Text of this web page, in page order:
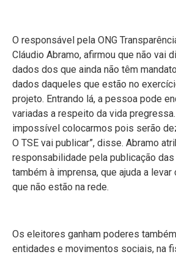
O responsável pela ONG
Cláudio Abramo, afirmou que não vai
dados dos que ainda não têm
dados daqueles que estão no
projeto. Entrando lá, a pessoa pode
variadas a respeito da vida
impossível colocarmos pois serão
O TSE vai publicar”, disse. Abramo
responsabilidade pela publicação
também à imprensa, que ajuda a
que não estão na rede.
Os eleitores ganham poderes
entidades e movimentos sociais, na